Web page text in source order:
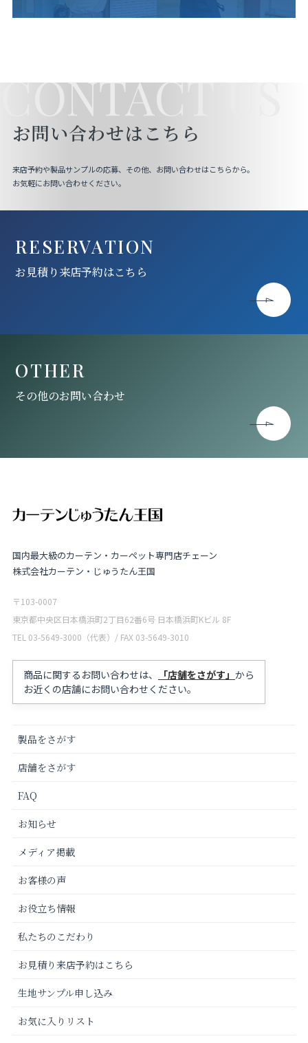
CONTACT US
お問い合わせはこちら
来店予約や製品サンプルの応募、その他、お問い合わせはこちらから。
お気軽にお問い合わせください。
RESERVATION
お見積り来店予約はこちら
OTHER
その他のお問い合わせ
国内最大級のカーテン・カーペット専門店チェーン
株式会社カーテン・じゅうたん王国
〒103-0007
東京都中央区日本橋浜町2丁目62番6号 日本橋浜町Kビル 8F
TEL 03-5649-3000（代表）/ FAX 03-5649-3010
商品に関するお問い合わせは、 「店舗をさがす」 から
お近くの店舗にお問い合わせください。
製品をさがす
店舗をさがす
FAQ
お知らせ
メディア掲載
お客様の声
お役立ち情報
私たちのこだわり
お見積り来店予約はこちら
生地サンプル申し込み
お気に入りリスト